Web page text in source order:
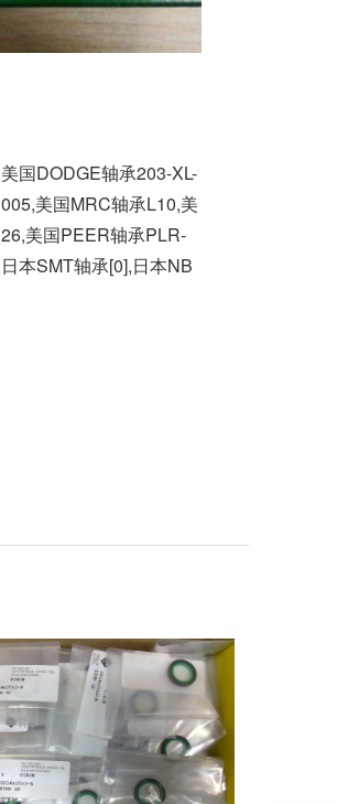
国DODGE轴承203-XL-
美国MRC轴承L10,美
美国PEER轴承PLR-
本SMT轴承[0],日本NB